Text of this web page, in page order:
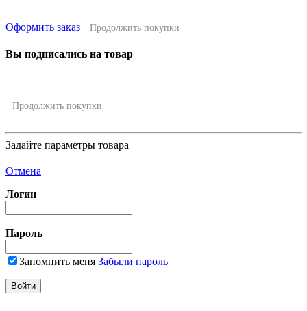
Оформить заказ Продолжить покупки
Вы подписались на товар
Продолжить покупки
Задайте параметры товара
Отмена
Логин
Пароль
Запомнить меня Забыли пароль